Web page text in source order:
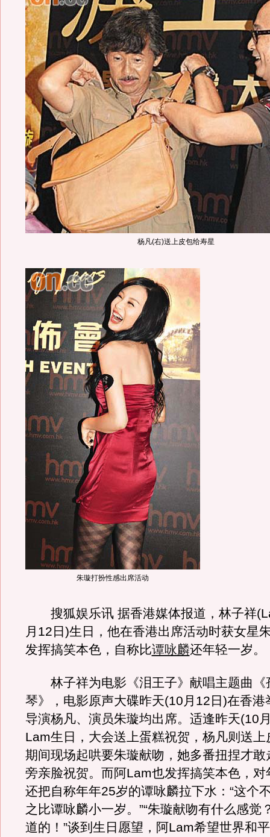
杨凡(右)送上皮包给寿星
朱璇打扮性感出席活动
搜狐娱乐讯 据香港媒体报道，林子祥
月12日)生日，他在香港出席活动时获女星
发挥搞笑本色，自称比谭咏麟还年轻一岁。
林子祥为电影《泪王子》献唱主题曲《
琴》，电影原声大碟昨天(10月12日)在香港
导演杨凡、演员朱璇均出席。适逢昨天(10
Lam生日，大会送上蛋糕祝贺，杨凡则送上
期间现场起哄要朱璇献吻，她多番扭捏才
旁亲脸祝贺。而阿Lam也发挥搞笑本色，对
还把自称年年25岁的谭咏麟拉下水：“这个
之比谭咏麟小一岁。”“朱璇献吻有什么感觉
道的！”谈到生日愿望，阿Lam希望世界和